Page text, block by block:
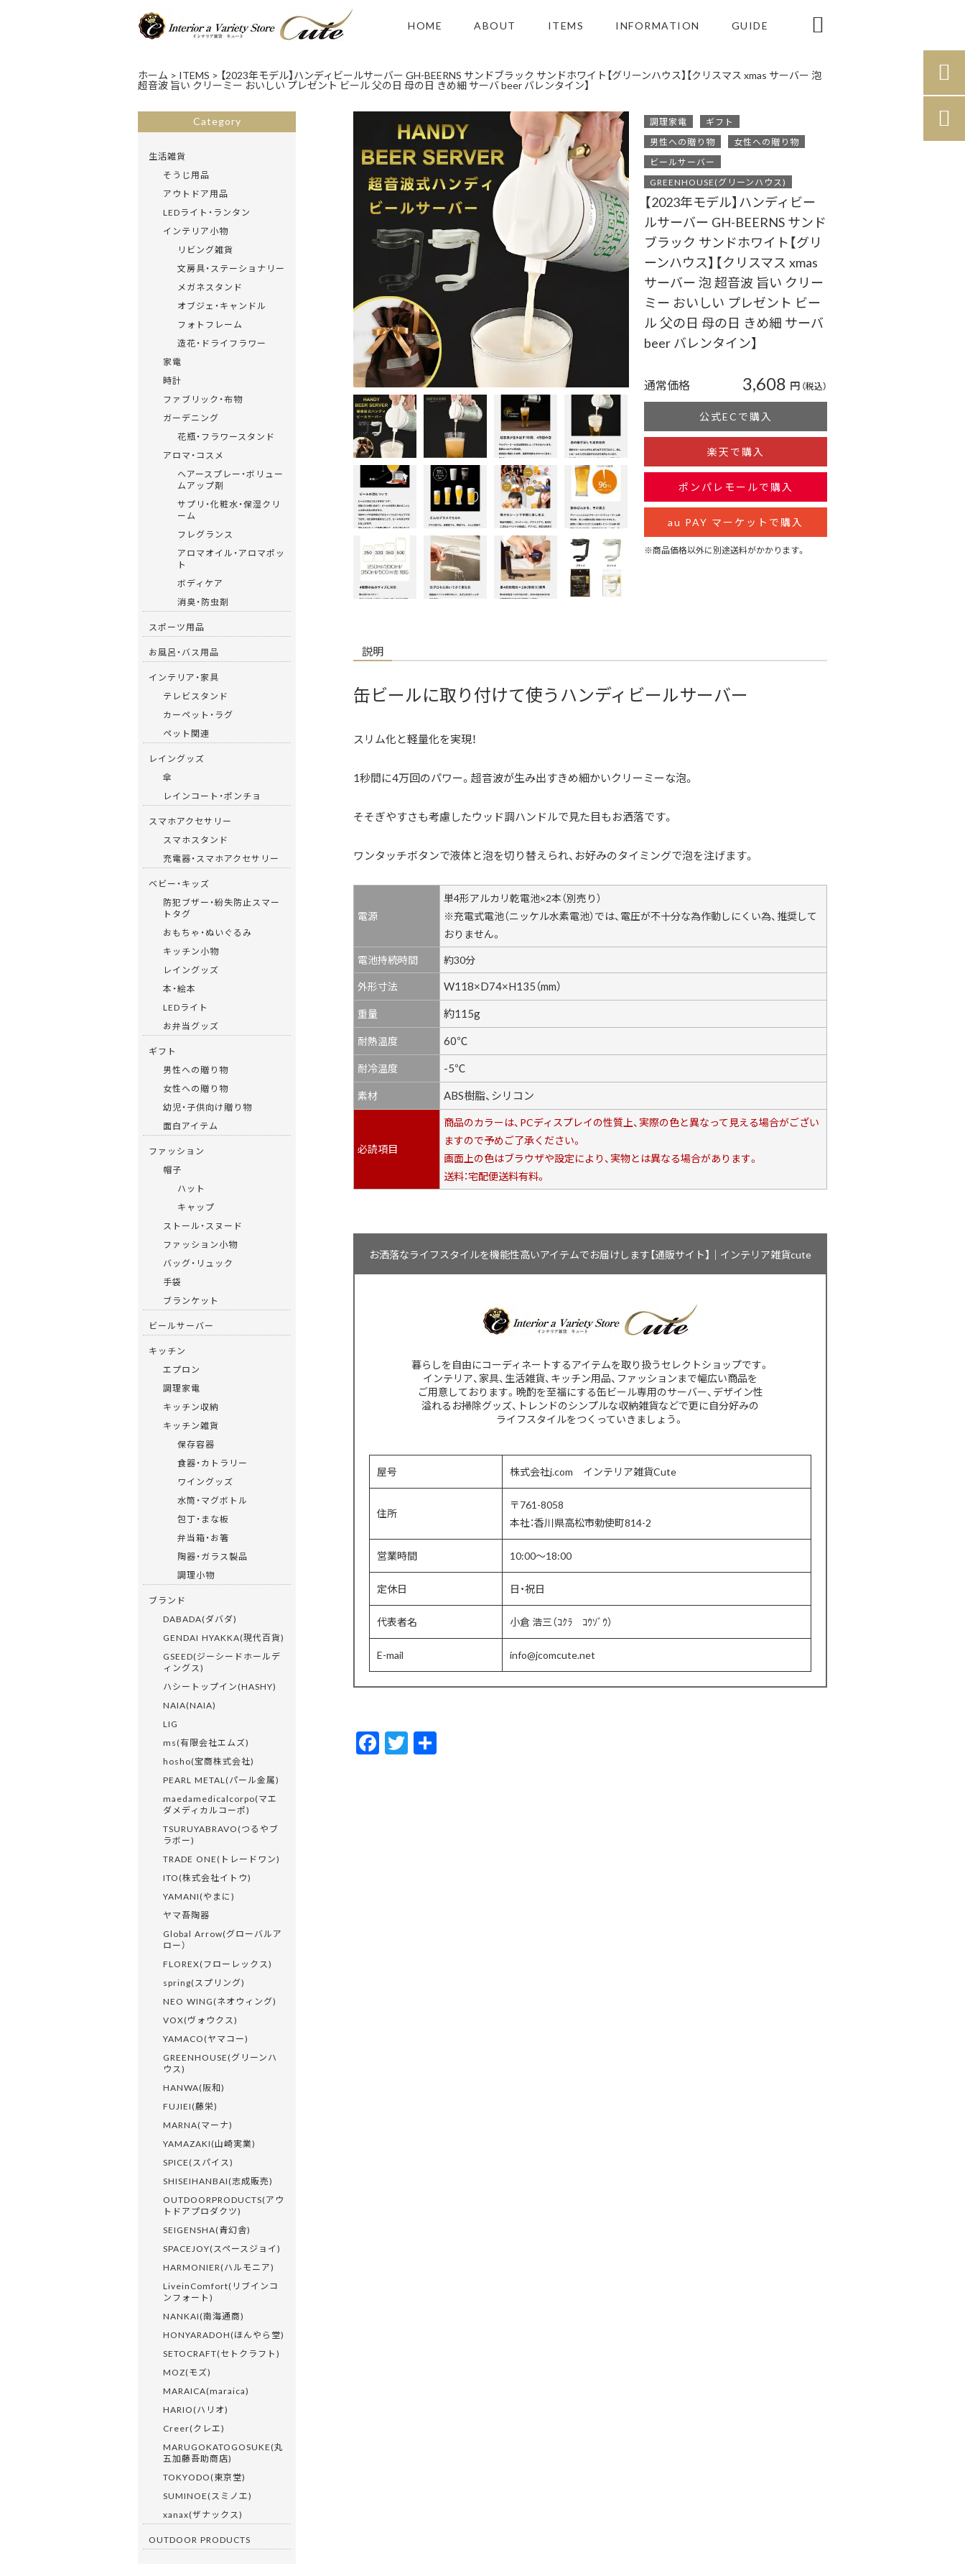
HOME ABOUT ITEMS INFORMATION GUIDE 
ホーム > ITEMS > 【2023年モデル】ハンディビールサーバー GH-BEERNS サンドブラック サンドホワイト【グリーンハウス】【クリスマス xmas サーバー 泡
超音波 旨い クリーミー おいしい プレゼント ビール 父の日 母の日 きめ細 サーバ beer バレンタイン】
調理家電
ギフト
男性への贈り物
女性への贈り物
ビールサーバー
GREENHOUSE(グリーンハウス)
【2023年モデル】ハンディビー
ルサーバー GH-BEERNS サンド
ブラック サンドホワイト【グリ
ーンハウス】【クリスマス xmas
サーバー 泡 超音波 旨い クリー
ミー おいしい プレゼント ビー
ル 父の日 母の日 きめ細 サーバ
beer バレンタイン】
通常価格 3,608 円 （税込）
公式ECで購入
楽天で購入
ポンパレモールで購入
au PAY マーケットで購入
※商品価格以外に別途送料がかかります。
説明
缶ビールに取り付けて使うハンディビールサーバー
スリム化と軽量化を実現！
1秒間に4万回のパワー。超音波が生み出すきめ細かいクリーミーな泡。
そそぎやすさも考慮したウッド調ハンドルで見た目もお洒落です。
ワンタッチボタンで液体と泡を切り替えられ、お好みのタイミングで泡を注げます。
電源
単4形アルカリ乾電池×2本（別売り）
※充電式電池（ニッケル水素電池）では、電圧が不十分な為作動しにくい為、推奨して
おりません。
電池持続時間
約30分
外形寸法
W118×D74×H135（mm）
重量 約115g
耐熱温度 60℃
耐冷温度 -5℃
素材 ABS樹脂、シリコン
必読項目
商品のカラーは、PCディスプレイの性質上、実際の色と異なって見える場合がござい
ますので予めご了承ください。
画面上の色はブラウザや設定により、実物とは異なる場合があります。
送料：宅配便送料有料。
お洒落なライフスタイルを機能性高いアイテムでお届けします【通販サイト】｜インテリア雑貨cute
暮らしを自由にコーディネートするアイテムを取り扱うセレクトショップです。
インテリア、家具、生活雑貨、キッチン用品、ファッションまで幅広い商品を
ご用意しております。晩酌を至福にする缶ビール専用のサーバー、デザイン性
溢れるお掃除グッズ、トレンドのシンプルな収納雑貨などで更に自分好みの
ライフスタイルをつくっていきましょう。
屋号 株式会社j.com インテリア雑貨Cute
住所
〒761-8058
本社：香川県高松市勅使町814-2
営業時間 10:00〜18:00
定休日 日・祝日
代表者名 小倉 浩三（ｺｸﾗ ｺｳｿﾞｳ）
E-mail info@jcomcute.net
F
ac
T
w
Category
生活雑貨
そうじ用品
アウトドア用品
LEDライト・ランタン
インテリア小物
リビング雑貨
文房具・ステーショナリー
メガネスタンド
オブジェ・キャンドル
フォトフレーム
造花・ドライフラワー
家電
時計
ファブリック・布物
ガーデニング
花瓶・フラワースタンド
アロマ・コスメ
ヘアースプレー・ボリュー
ムアップ剤
サプリ・化粧水・保湿クリ
ーム
フレグランス
アロマオイル・アロマポッ
ト
ボディケア
消臭・防虫剤
スポーツ用品
お風呂・バス用品
インテリア・家具
テレビスタンド
カーペット・ラグ
ペット関連
レイングッズ
傘
レインコート・ポンチョ
スマホアクセサリー
スマホスタンド
充電器・スマホアクセサリー
ベビー・キッズ
防犯ブザー・紛失防止スマー
トタグ
おもちゃ・ぬいぐるみ
キッチン小物
レイングッズ
本・絵本
LEDライト
お弁当グッズ
ギフト
男性への贈り物
女性への贈り物
幼児・子供向け贈り物
面白アイテム
ファッション
帽子
ハット
キャップ
ストール・スヌード
ファッション小物
バッグ・リュック
手袋
ブランケット
ビールサーバー
キッチン
エプロン
調理家電
キッチン収納
キッチン雑貨
保存容器
食器・カトラリー
ワイングッズ
水筒・マグボトル
包丁・まな板
弁当箱・お箸
陶器・ガラス製品
調理小物
ブランド
DABADA(ダバダ)
GENDAI HYAKKA(現代百貨)
GSEED(ジーシードホールデ
ィングス)
ハシートップイン(HASHY)
NAIA(NAIA)
LIG
ms(有限会社エムズ)
hosho(宝商株式会社)
PEARL METAL(パール金属)
maedamedicalcorpo(マエ
ダメディカルコーポ)
TSURUYABRAVO(つるやブ
ラボー)
TRADE ONE(トレードワン)
ITO(株式会社イトウ)
YAMANI(やまに)
ヤマ吾陶器
Global Arrow(グローバルア
ロー）
FLOREX(フローレックス)
spring(スプリング)
NEO WING(ネオウィング)
VOX(ヴォウクス)
YAMACO(ヤマコー)
GREENHOUSE(グリーンハ
ウス)
HANWA(阪和)
FUJIEI(藤栄)
MARNA(マーナ)
YAMAZAKI(山崎実業)
SPICE(スパイス)
SHISEIHANBAI(志成販売)
OUTDOORPRODUCTS(アウ
トドアプロダクツ)
SEIGENSHA(青幻舎)
SPACEJOY(スペースジョイ)
HARMONIER(ハルモニア)
LiveinComfort(リブインコ
ンフォート)
NANKAI(南海通商)
HONYARADOH(ほんやら堂)
SETOCRAFT(セトクラフト)
MOZ(モズ)
MARAICA(maraica)
HARIO(ハリオ)
Creer(クレエ)
MARUGOKATOGOSUKE(丸
五加藤吾助商店)
TOKYODO(東京堂)
SUMINOE(スミノエ)
xanax(ザナックス)
OUTDOOR PRODUCTS

